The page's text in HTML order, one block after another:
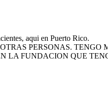
aqui en Puerto Rico.
PERSONAS. TENGO
LA FUNDACION QUE